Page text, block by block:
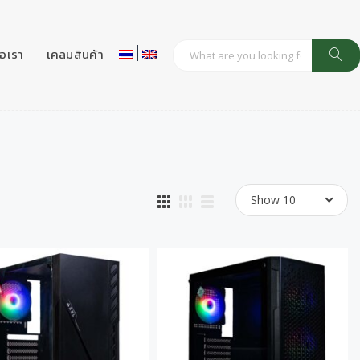
รา เคลมสินค้า
Show 10